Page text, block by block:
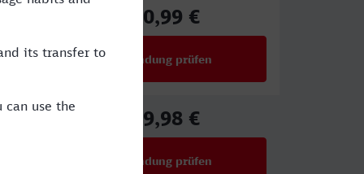
50,99 €
Verbindung prüfen
69,98 €
Verbindung prüfen